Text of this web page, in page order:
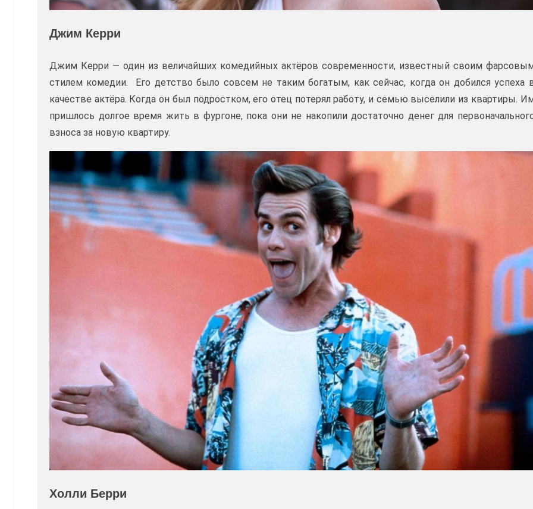
Джим Керри
Джим Керри — один из величайших комедийных актёров современности, известный своим
стилем комедии. Его детство было совсем не таким богатым, как сейчас, когда он добился успеха
качестве актёра. Когда он был подростком, его отец потерял работу, и семью выселили из квартиры.
пришлось долгое время жить в фургоне, пока они не накопили достаточно денег для
взноса за новую квартиру.
Холли Берри